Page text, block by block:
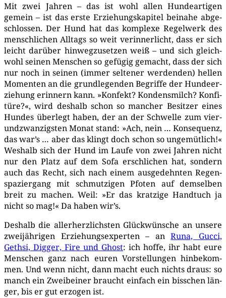
Mit zwei Jah­ren – das ist wohl allen Hun­de­ar­ti­gen
gemein – ist das ers­te Erzie­hungs­ka­pi­tel bei­na­he abge­
schlos­sen. Der Hund hat das kom­ple­xe Regel­werk des
mensch­li­chen All­tags so weit ver­in­ner­licht, dass er sich
leicht dar­über hin­weg­zu­set­zen weiß – und sich gleich­
wohl sei­nen Men­schen so gefü­gig gemacht, dass der sich
nur noch in sei­nen (immer sel­te­ner wer­den­den) hel­len
Momen­ten an die grund­le­gen­den Begrif­fe der Hun­de­er­
zie­hung erin­nern kann. »Kon­fekt? Kon­dens­milch? Kon­fi­
tü­re?«, wird des­halb schon so man­cher Besit­zer eines
Hun­des über­legt haben, der an der Schwel­le zum vier­
und­zwan­zigs­ten Monat stand: »Ach, nein … Kon­se­quenz,
das war’s … aber das klingt doch schon so unge­müt­lich!«
Wes­halb sich der Hund im Lau­fe von zwei Jah­ren nicht
nur den Platz auf dem Sofa erschli­chen hat, son­dern
auch das Recht, sich nach einem aus­ge­dehn­ten Regen­
spa­zier­gang mit schmut­zi­gen Pfo­ten auf dem­sel­ben
breit zu machen. Weil: »Er das krat­zi­ge Hand­tuch ja
nicht so mag!« Da haben wir’s.
Des­halb die aller­herz­lichs­ten Glück­wün­sche an unse­re
zwei­jäh­ri­gen Erzie­hungs­exper­ten – anRuna, Guc­ci,
Geth­si, Dig­ger, Fire und Ghost: ich hof­fe, ihr habt eure
Men­schen ganz nach euren Vor­stel­lun­gen hin­be­kom­
men. Und wenn nicht, dann macht euch nichts draus: so
manch ein Zwei­bei­ner braucht ein­fach ein biss­chen län­
ger, bis er gut erzo­gen ist.